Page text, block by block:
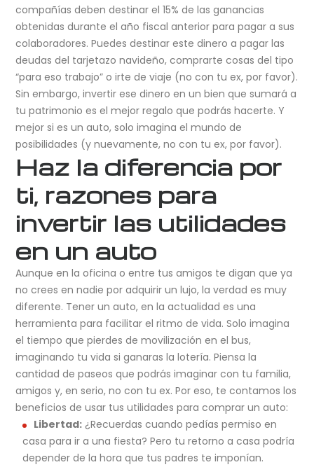
compañías deben destinar el 15% de las ganancias
obtenidas durante el año fiscal anterior para pagar a sus
colaboradores. Puedes destinar este dinero a pagar las
deudas del tarjetazo navideño, comprarte cosas del tipo
“para eso trabajo” o irte de viaje (no con tu ex, por favor).
Sin embargo, invertir ese dinero en un bien que sumará a
tu patrimonio es el mejor regalo que podrás hacerte. Y
mejor si es un auto, solo imagina el mundo de
posibilidades (y nuevamente, no con tu ex, por favor).
Haz la diferencia por
ti, razones para
invertir las utilidades
en un auto
Aunque en la oficina o entre tus amigos te digan que ya
no crees en nadie por adquirir un lujo, la verdad es muy
diferente. Tener un auto, en la actualidad es una
herramienta para facilitar el ritmo de vida. Solo imagina
el tiempo que pierdes de movilización en el bus,
imaginando tu vida si ganaras la lotería. Piensa la
cantidad de paseos que podrás imaginar con tu familia,
amigos y, en serio, no con tu ex. Por eso, te contamos los
beneficios de usar tus utilidades para comprar un auto:
Libertad: ¿Recuerdas cuando pedías permiso en
casa para ir a una fiesta? Pero tu retorno a casa podría
depender de la hora que tus padres te imponían.